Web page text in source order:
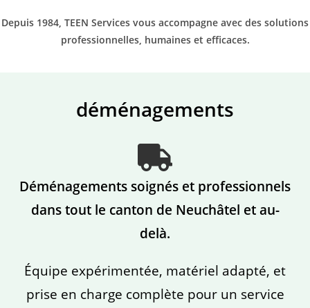
Depuis 1984, TEEN Services vous accompagne avec des solutions
professionnelles, humaines et efficaces.
déménagements
Déménagements soignés et professionnels
dans tout le canton de Neuchâtel et au-
delà.
Équipe expérimentée, matériel adapté, et
prise en charge complète pour un service